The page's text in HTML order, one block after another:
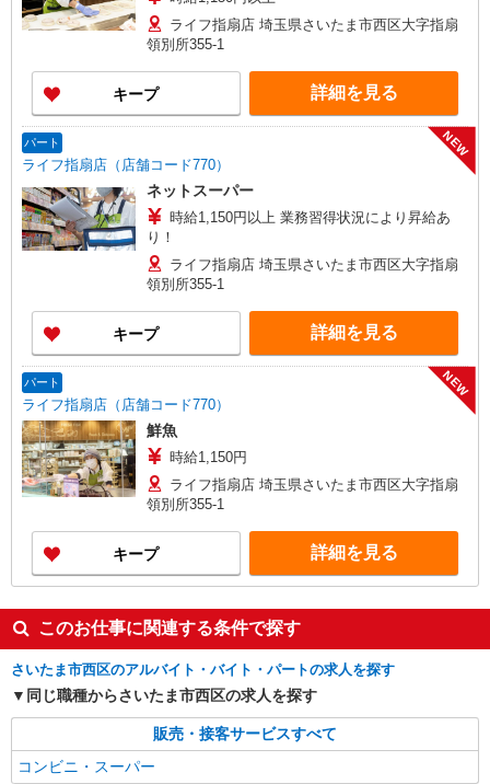
＞ 足利市、佐野市、野木町 ＜茨城県＞ 古河市、
利根町、取手市、竜ヶ崎市 ＜千葉県＞ 市川市、市
千葉市、富里市、流山市、成田市、野田市、船橋
市、松戸市、八千代市、四街道市 ＜東京都＞ 日野
市、調布市、昭島市、稲城市、青梅市、小平市、
市、相模原市、秦野市、平塚市、藤沢市
ライフ指扇店 埼玉県さいたま市西区大字指扇
領別所355-1
キープ 詳細を見る
パート
ライフ指扇店（店舗コード770）
NEW
ネットスーパー
時給1,150円以上 業務習得状況により昇給あ
り！
ライフ指扇店 埼玉県さいたま市西区大字指扇
領別所355-1
キープ 詳細を見る
パート
ライフ指扇店（店舗コード770）
NEW
鮮魚
時給1,150円
ライフ指扇店 埼玉県さいたま市西区大字指扇
領別所355-1
キープ 詳細を見る
このお仕事に関連する条件で探す
さいたま市西区のアルバイト・バイト・パートの求人を探す
同じ職種からさいたま市西区の求人を探す
販売・接客サービスすべて
コンビニ・スーパー